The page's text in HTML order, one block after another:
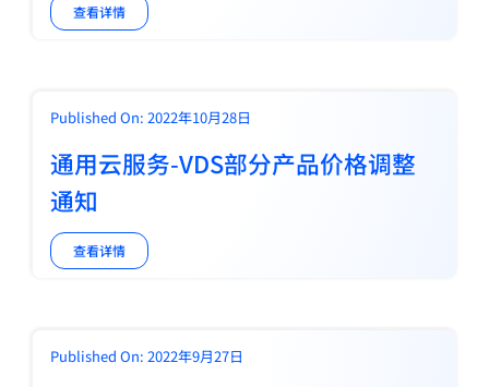
查看详情
Published On: 2022年10月28日
通用云服务-VDS部分产品价格调整
通知
查看详情
Published On: 2022年9月27日